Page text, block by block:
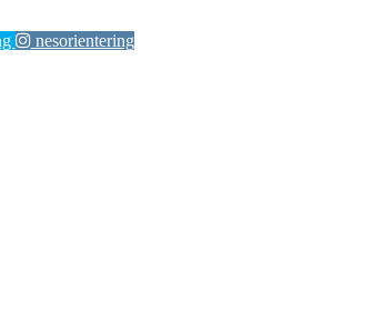
nesorientering